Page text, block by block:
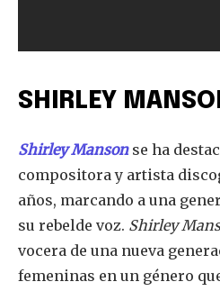
SHIRLEY
Shirley Mansonse ha
compositora y artista
años, marcando a una
su rebelde voz. Shirley
vocera de una nueva
femeninas en un género